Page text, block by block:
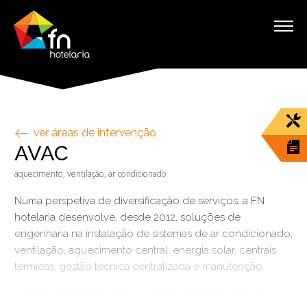
ver áreas de intervenção
AVAC
aquecimento, ventilação, ar condicionado
Numa perspetiva de diversificação de serviços, a FN
hotelaria desenvolve, desde 2012, soluções de
engenharia na instalação de sistemas de ar condicionado,
ventilação, aquecimento central, energia solar, centrais
térmicas, gestão técnica centralizada e manutenção.